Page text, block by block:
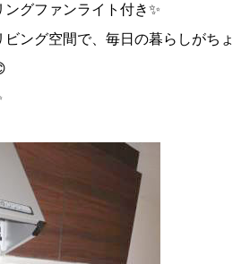
グファンライト付き✨
ング空間で、毎日の暮らしがちょ